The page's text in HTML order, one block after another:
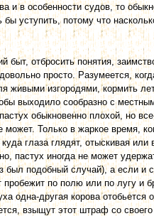
и в особенности судов, то
уступить, потому что
быт, отбросить понятия,
просто. Разумеется,
живыми изгородями, кормить
выходило сообразно с
обыкновенно плохой, но
Только в жаркое время,
глаза глядят, отыскивая
пастух иногда не может
подобный случай), а если и
пробежит по полю или по лугу и
одна-другая корова отобьется
взыщут этот штраф со